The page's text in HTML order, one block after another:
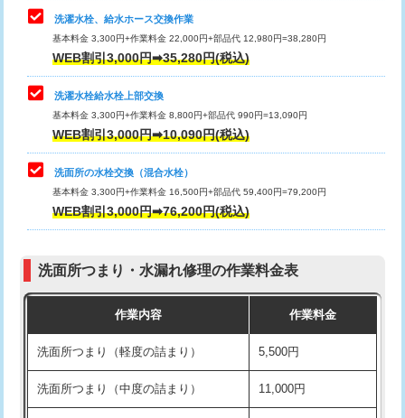
業）
排水管工事（排水管工事/3ｍまで） 55,000円
排水管工事（追加 排水管工事/3ｍ超
え）
マス交換（土の掘削・埋め戻し作業）
マス交換（深さ50㎝未満）
マス交換（深さ50㎝以上）
モルタル補修（厚さ10㎝まで） 27,500円
モルタル補修（厚さ10㎝超え） 38,500円
洗面台設置 38,500円
キッチンタンク脱着
その他部品の脱着
交換・取付（タンク）
交換・取付(単水栓（壁付・デッキ
式）)
交換・取付(混合水栓（壁付・デッキ
式・ワンホール）)
16,500円+材料費
（P/S/ポップアップ））
交換・取付（その他部品） 11,000円+材料費
持込商品取付（単水栓） 13,200円
持込商品取付（混合水栓） 16,500円
持込商品取付（浄水器・分岐水栓） 16,500円
洗濯水栓、給水ホース交換作業
基本料金 3,300円+作業料金 22,000円+部品代 12,980円=38,280円
WEB割引3,000円➡35,280円(税込)
洗濯水栓給水栓上部交換
基本料金 3,300円+作業料金 8,800円+部品代 990円=13,090円
WEB割引3,000円➡10,090円(税込)
洗面所の水栓交換（混合水栓）
基本料金 3,300円+作業料金 16,500円+部品代 59,400円=79,200円
WEB割引3,000円➡76,200円(税込)
洗面所つまり・水漏れ修理の作業料金表
作業内容 作業料金
洗面所つまり（軽度の詰まり） 5,500円
洗面所つまり（中度の詰まり） 11,000円